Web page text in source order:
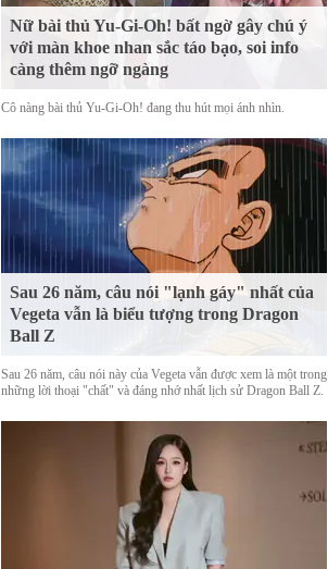
Nữ bài thủ Yu-Gi-Oh! bất ngờ gây chú ý
với màn khoe nhan sắc táo bạo, soi info
càng thêm ngỡ ngàng
Cô nàng bài thủ Yu-Gi-Oh! đang thu hút mọi ánh nhìn.
Sau 26 năm, câu nói "lạnh gáy" nhất của
Vegeta vẫn là biểu tượng trong Dragon
Ball Z
Sau 26 năm, câu nói này của Vegeta vẫn được xem là một trong
những lời thoại "chất" và đáng nhớ nhất lịch sử Dragon Ball Z.